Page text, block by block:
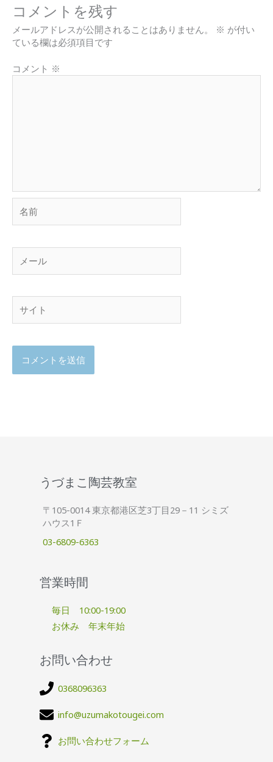
コメントを残す
メールアドレスが公開されることはありません。 ※ が付い
ている欄は必須項目です
コメント ※
前
ー
ル
ト
うづまこ陶芸教室
〒105-0014 東京都港区芝3丁目29－11 シミズ
ハウス1Ｆ
03-6809-6363
営業時間
毎日 10:00-19:00
お休み 年末年始
お問い合わせ
0368096363
info@uzumakotougei.com
お問い合わせフォーム